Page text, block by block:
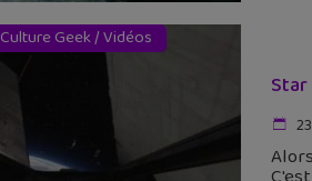
Culture Geek/Vidéos